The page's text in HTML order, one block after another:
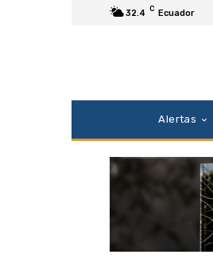
32.4 C Ecuador
Alertas